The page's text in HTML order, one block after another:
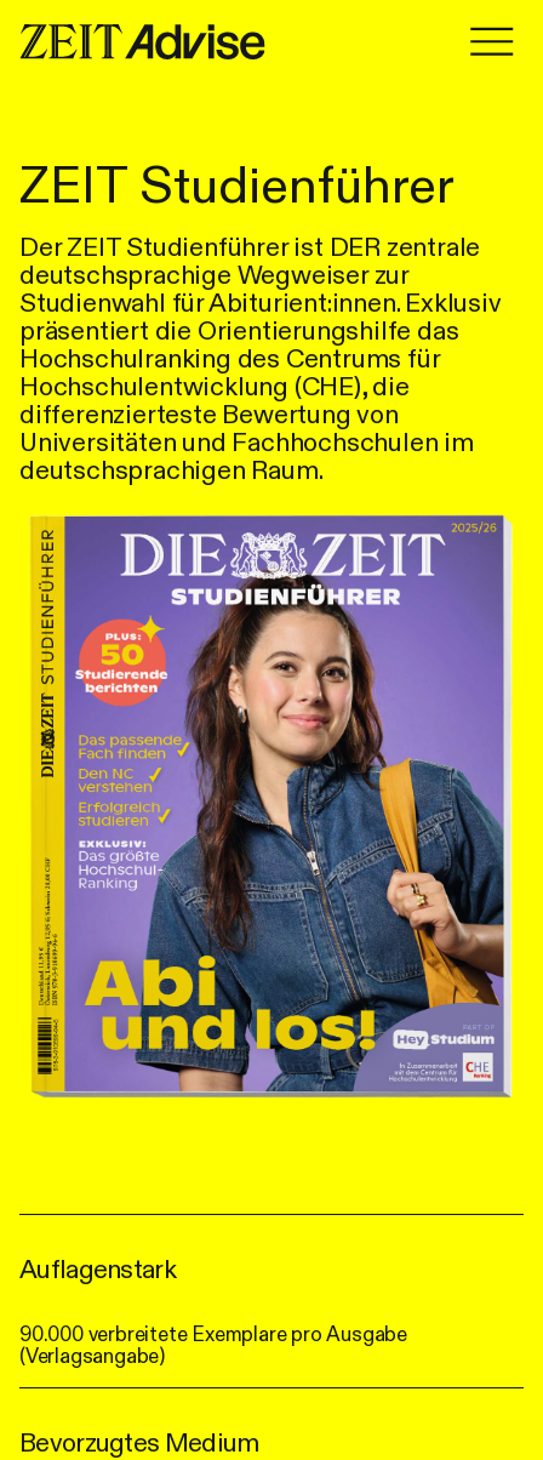
ZEIT Studienführer
Der ZEIT Studienführer ist DER zentrale
deutschsprachige Wegweiser zur
Studienwahl für Abiturient:innen. Exklusiv
präsentiert die Orientierungshilfe das
Hochschulranking des Centrums für
Hochschulentwicklung (CHE), die
differenzierteste Bewertung von
Universitäten und Fachhochschulen im
deutschsprachigen Raum.
Auflagenstark
90.000 verbreitete Exemplare pro Ausgabe
(Verlagsangabe)
Bevorzugtes Medium